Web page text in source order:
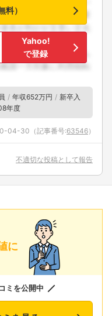
料）
Yahoo!
で登録
年収652万円
新卒入
年度
04-30 （記事番号:63546）
不適切な投稿として報告
に
ミを公開中